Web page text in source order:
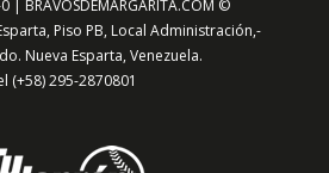
| BRAVOSDEMARGARITA.COM ©
Piso PB, Local Administración,-
Nueva Esparta, Venezuela.
(+58) 295-2870801